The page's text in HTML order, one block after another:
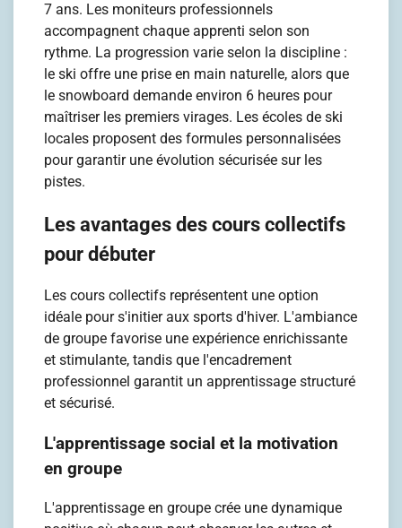
7 ans. Les moniteurs professionnels
accompagnent chaque apprenti selon son
rythme. La progression varie selon la discipline :
le ski offre une prise en main naturelle, alors que
le snowboard demande environ 6 heures pour
maîtriser les premiers virages. Les écoles de ski
locales proposent des formules personnalisées
pour garantir une évolution sécurisée sur les
pistes.
Les avantages des cours collectifs
pour débuter
Les cours collectifs représentent une option
idéale pour s'initier aux sports d'hiver. L'ambiance
de groupe favorise une expérience enrichissante
et stimulante, tandis que l'encadrement
professionnel garantit un apprentissage structuré
et sécurisé.
L'apprentissage social et la motivation
en groupe
L'apprentissage en groupe crée une dynamique